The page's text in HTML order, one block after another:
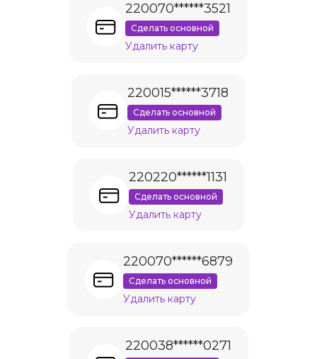
220070******3521
Сделать основной
Удалить карту
220015******3718
Сделать основной
Удалить карту
220220******1131
Сделать основной
Удалить карту
220070******6879
Сделать основной
Удалить карту
220038******0271